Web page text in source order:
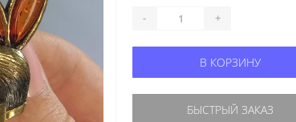
- +
В КОРЗИНУ
БЫСТРЫЙ ЗАКАЗ